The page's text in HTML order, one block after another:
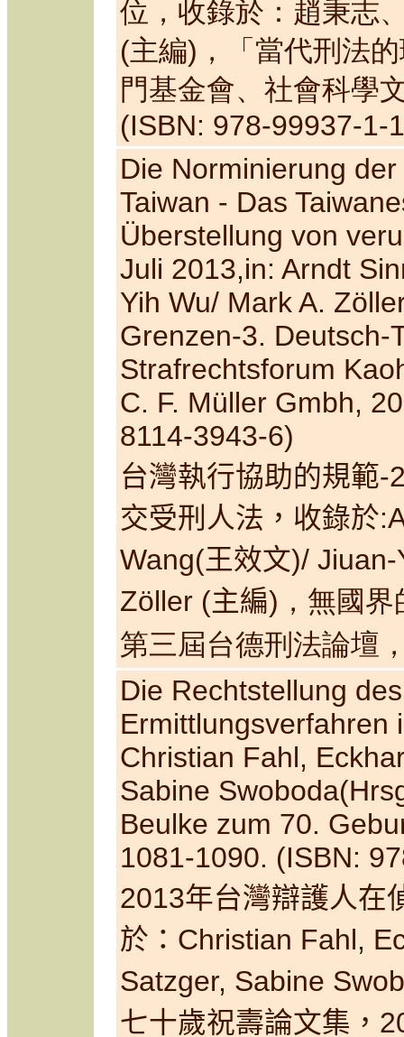
位，收錄於：趙秉志
(主編)，「當代刑法
門基金會、社會科學
(ISBN: 978-99937-1-
Die Norminierung
Taiwan - Das
Überstellung von
Juli 2013,in: Arndt
Yih Wu/ Mark A.
Grenzen-3. Deutsch-
Strafrechtsforum
C. F. Müller Gmbh,
8114-3943-6)
台灣執行協助的規範-
交受刑人法，收錄於:
Wang(王效文)/ Jiuan-
Zöller (主編) ，無國
第三屆台德刑法論壇
Die Rechtstellung
Ermittlungsverfahren
Christian Fahl,
Sabine
Beulke zum 70.
1081-1090. (ISBN:
2013年台灣辯護人在
於： Christian Fahl,
Satzger, Sabine
七十歲祝壽論文集，